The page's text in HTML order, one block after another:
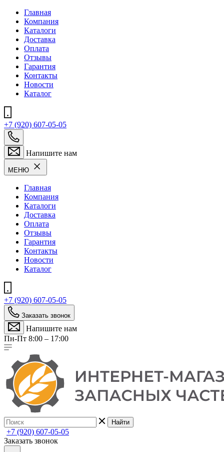
Главная
Компания
Каталоги
Доставка
Оплата
Отзывы
Гарантия
Контакты
Новости
Каталог
+7 (920) 607-05-05
Напишите нам
МЕНЮ
Главная
Компания
Каталоги
Доставка
Оплата
Отзывы
Гарантия
Контакты
Новости
Каталог
+7 (920) 607-05-05
Заказать звонок
Напишите нам
Пн-Пт 8:00 – 17:00
Найти
+7 (920) 607-05-05
Заказать звонок